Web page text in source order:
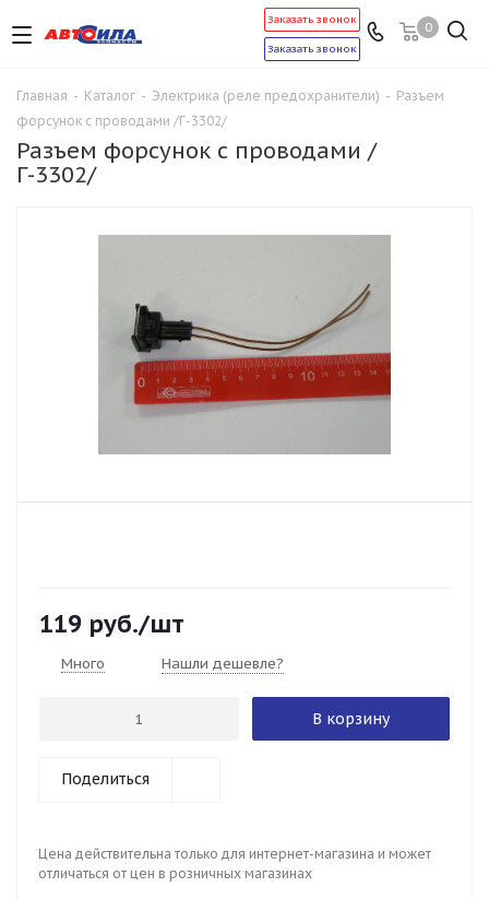
0
Заказать звонок
Заказать звонок
Главная - Каталог - Электрика (реле предохранители) - Разъем
форсунок с проводами /Г-3302/
Разъем форсунок с проводами /
Г-3302/
119 руб./шт
Много Нашли дешевле?
В корзину
Поделиться
Цена действительна только для интернет-магазина и может
отличаться от цен в розничных магазинах